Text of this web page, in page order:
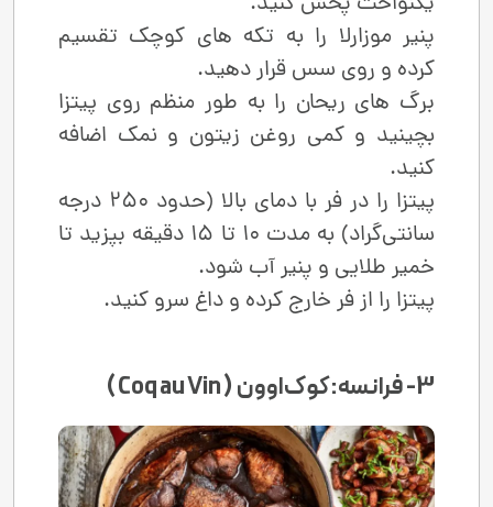
پنیر موزارلا را به تکه ‌های کوچک تقسیم
کرده و روی سس قرار دهید.
برگ‌ های ریحان را به ‌طور منظم روی پیتزا
بچینید و کمی روغن زیتون و نمک اضافه
کنید.
پیتزا را در فر با دمای بالا (حدود 250 درجه
سانتی‌گراد) به مدت 10 تا 15 دقیقه بپزید تا
خمیر طلایی و پنیر آب شود.
پیتزا را از فر خارج کرده و داغ سرو کنید.
3- فرانسه: کوک‌او‌ون ( Coq au Vin )